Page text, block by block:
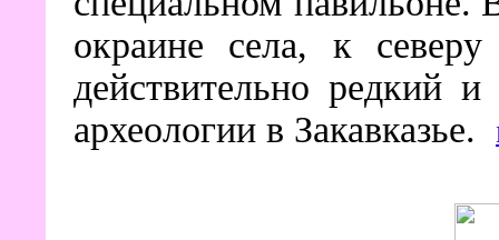
окраине села, к
действительно редкий
археологии в Закавказье.